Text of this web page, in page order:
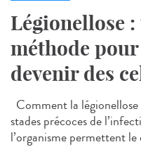
Légionellose
méthode
devenir des
Comment la
stades précoces de
l’organisme permettent